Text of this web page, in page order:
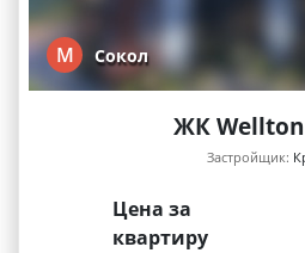
М Сокол
ЖК
Застройщик:
Цена за
квартиру